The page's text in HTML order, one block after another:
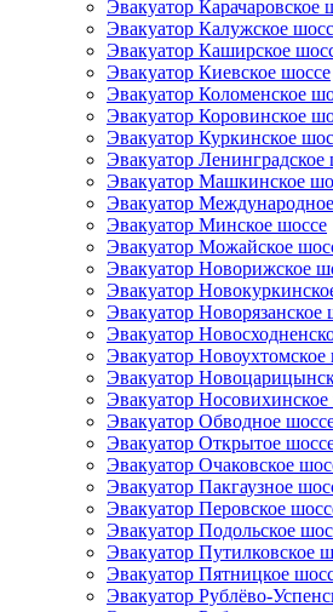
Эвакуатор Карачаровское
Эвакуатор Калужское
Эвакуатор Каширское
Эвакуатор Киевское шоссе
Эвакуатор Коломенское
Эвакуатор Коровинское
Эвакуатор Куркинское
Эвакуатор Ленинградское
Эвакуатор Машкинское
Эвакуатор
Эвакуатор Минское шоссе
Эвакуатор Можайское
Эвакуатор Новорижское
Эвакуатор
Эвакуатор Новорязанское
Эвакуатор
Эвакуатор Новоухтомское
Эвакуатор
Эвакуатор Носовихинское
Эвакуатор Обводное
Эвакуатор Открытое
Эвакуатор Очаковское
Эвакуатор Пакгаузное
Эвакуатор Перовское
Эвакуатор Подольское
Эвакуатор Путилковское
Эвакуатор Пятницкое
Эвакуатор Рублёво-